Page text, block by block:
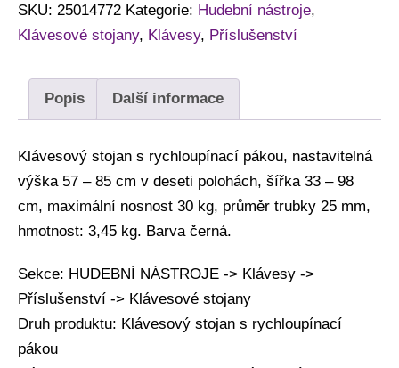
SKU: 25014772 Kategorie: Hudební nástroje,
Klávesové stojany, Klávesy, Příslušenství
Popis Další informace
Klávesový stojan s rychloupínací pákou, nastavitelná
výška 57 – 85 cm v deseti polohách, šířka 33 – 98
cm, maximální nosnost 30 kg, průměr trubky 25 mm,
hmotnost: 3,45 kg. Barva černá.
Sekce: HUDEBNÍ NÁSTROJE -> Klávesy ->
Příslušenství -> Klávesové stojany
Druh produktu: Klávesový stojan s rychloupínací
pákou